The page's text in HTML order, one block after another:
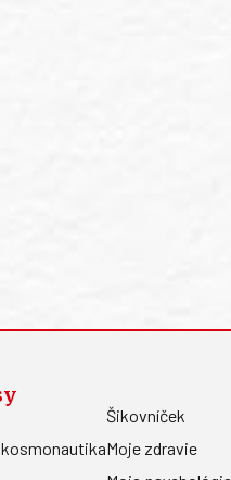
Šikovníček
Moje zdravie